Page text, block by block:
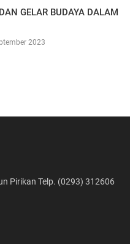
GELAR BUDAYA DALAM
2023
Pirikan Telp. (0293) 312606